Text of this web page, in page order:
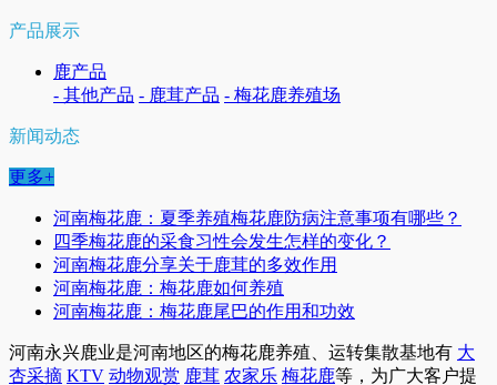
产品展示
鹿产品
- 其他产品 - 鹿茸产品 - 梅花鹿养殖场
新闻动态
更多+
河南梅花鹿：夏季养殖梅花鹿防病注意事项有哪些？
四季梅花鹿的采食习性会发生怎样的变化？
河南梅花鹿分享关于鹿茸的多效作用
河南梅花鹿：梅花鹿如何养殖
河南梅花鹿：梅花鹿尾巴的作用和功效
河南永兴鹿业是河南地区的梅花鹿养殖、运转集散基地有 大
杏采摘 KTV 动物观赏 鹿茸 农家乐 梅花鹿等，为广大客户提